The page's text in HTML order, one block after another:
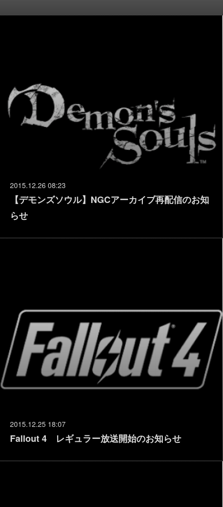
2015.12.26 08:23
【デモンズソウル】NGCアーカイブ再配信のお知
らせ
2015.12.25 18:07
Fallout 4 レギュラー放送開始のお知らせ